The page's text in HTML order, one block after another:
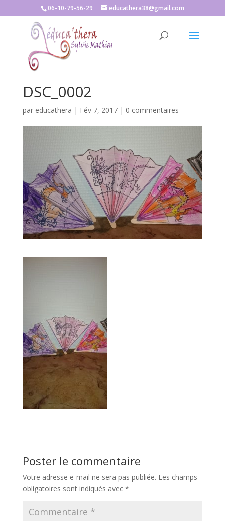
06-10-79-56-29 educathera38@gmail.com
DSC_0002
par educathera | Fév 7, 2017| 0 commentaires
Poster le commentaire
Votre adresse e-mail ne sera pas publiée. Les champs
obligatoires sont indiqués avec *